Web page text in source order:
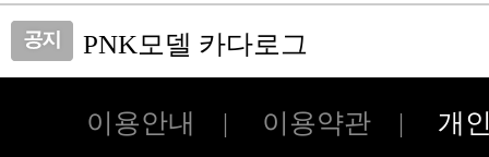
PNK모델 카다로그
피앤케이하이테크 쇼핑몰 오픈!!
이용안내 | 이용약관 | 개